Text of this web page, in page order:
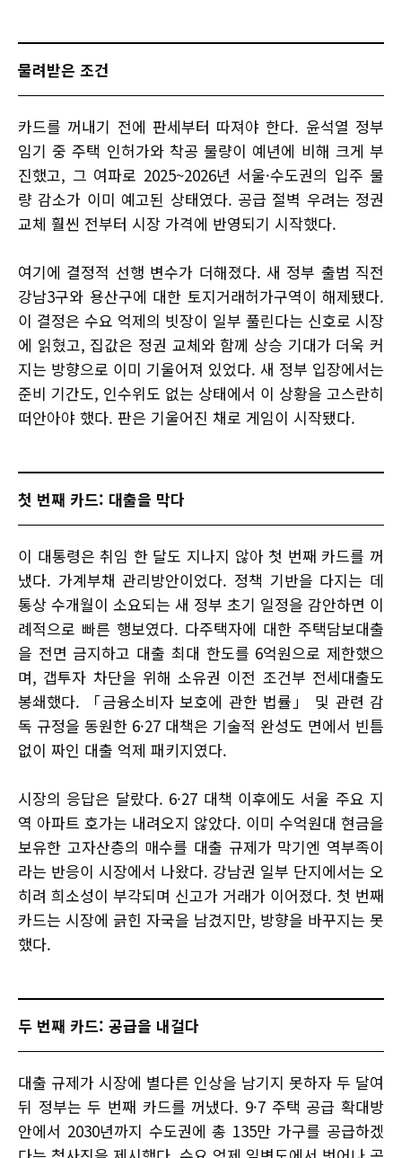
물려받은 조건
카드를 꺼내기 전에 판세부터 따져야 한다. 윤석열 정부
임기 중 주택 인허가와 착공 물량이 예년에 비해 크게 부
진했고, 그 여파로 2025~2026년 서울·수도권의 입주 물
량 감소가 이미 예고된 상태였다. 공급 절벽 우려는 정권
교체 훨씬 전부터 시장 가격에 반영되기 시작했다.
여기에 결정적 선행 변수가 더해졌다. 새 정부 출범 직전
강남3구와 용산구에 대한 토지거래허가구역이 해제됐다.
이 결정은 수요 억제의 빗장이 일부 풀린다는 신호로 시장
에 읽혔고, 집값은 정권 교체와 함께 상승 기대가 더욱 커
지는 방향으로 이미 기울어져 있었다. 새 정부 입장에서는
준비 기간도, 인수위도 없는 상태에서 이 상황을 고스란히
떠안아야 했다. 판은 기울어진 채로 게임이 시작됐다.
첫 번째 카드: 대출을 막다
이 대통령은 취임 한 달도 지나지 않아 첫 번째 카드를 꺼
냈다. 가계부채 관리방안이었다. 정책 기반을 다지는 데
통상 수개월이 소요되는 새 정부 초기 일정을 감안하면 이
례적으로 빠른 행보였다. 다주택자에 대한 주택담보대출
을 전면 금지하고 대출 최대 한도를 6억원으로 제한했으
며, 갭투자 차단을 위해 소유권 이전 조건부 전세대출도
봉쇄했다. 「금융소비자 보호에 관한 법률」 및 관련 감
독 규정을 동원한 6·27 대책은 기술적 완성도 면에서 빈틈
없이 짜인 대출 억제 패키지였다.
시장의 응답은 달랐다. 6·27 대책 이후에도 서울 주요 지
역 아파트 호가는 내려오지 않았다. 이미 수억원대 현금을
보유한 고자산층의 매수를 대출 규제가 막기엔 역부족이
라는 반응이 시장에서 나왔다. 강남권 일부 단지에서는 오
히려 희소성이 부각되며 신고가 거래가 이어졌다. 첫 번째
카드는 시장에 긁힌 자국을 남겼지만, 방향을 바꾸지는 못
했다.
두 번째 카드: 공급을 내걸다
대출 규제가 시장에 별다른 인상을 남기지 못하자 두 달여
뒤 정부는 두 번째 카드를 꺼냈다. 9·7 주택 공급 확대방
안에서 2030년까지 수도권에 총 135만 가구를 공급하겠